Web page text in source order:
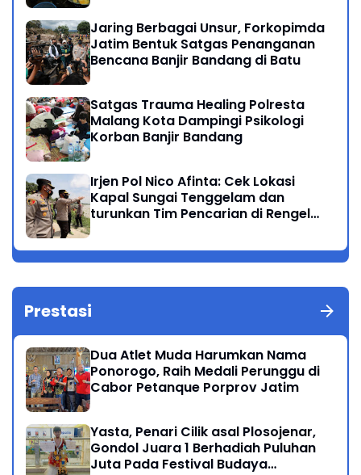
Jaring Berbagai Unsur, Forkopimda
Jatim Bentuk Satgas Penanganan
Bencana Banjir Bandang di Batu
Satgas Trauma Healing Polresta
Malang Kota Dampingi Psikologi
Korban Banjir Bandang
Irjen Pol Nico Afinta: Cek Lokasi
Kapal Sungai Tenggelam dan
turunkan Tim Pencarian di Rengel
Prestasi
Dua Atlet Muda Harumkan Nama
Ponorogo, Raih Medali Perunggu di
Cabor Petanque Porprov Jatim
Yasta, Penari Cilik asal Plosojenar,
Gondol Juara 1 Berhadiah Puluhan
Juta Pada Festival Budaya